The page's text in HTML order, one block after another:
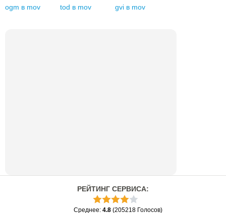
ogm в mov tod в mov gvi в mov
РЕЙТИНГ СЕРВИСА:
Среднее: 4.8 (205218 Голосов)